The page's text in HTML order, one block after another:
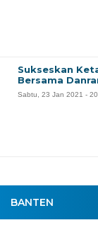
BANTEN
Sukseskan
Bersama
Sabtu, 23 Jan 2021 -